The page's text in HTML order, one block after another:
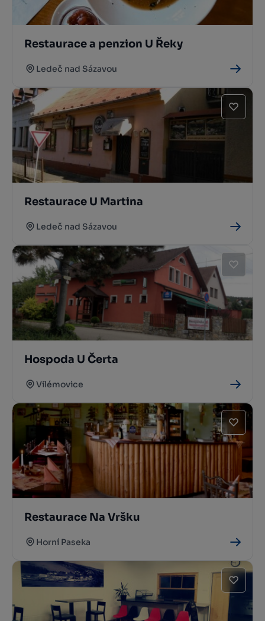
Restaurace a penzion U Řeky
Ledeč nad Sázavou
Restaurace U Martina
Ledeč nad Sázavou
Hospoda U Čerta
Vilémovice
Restaurace Na Vršku
Horní Paseka